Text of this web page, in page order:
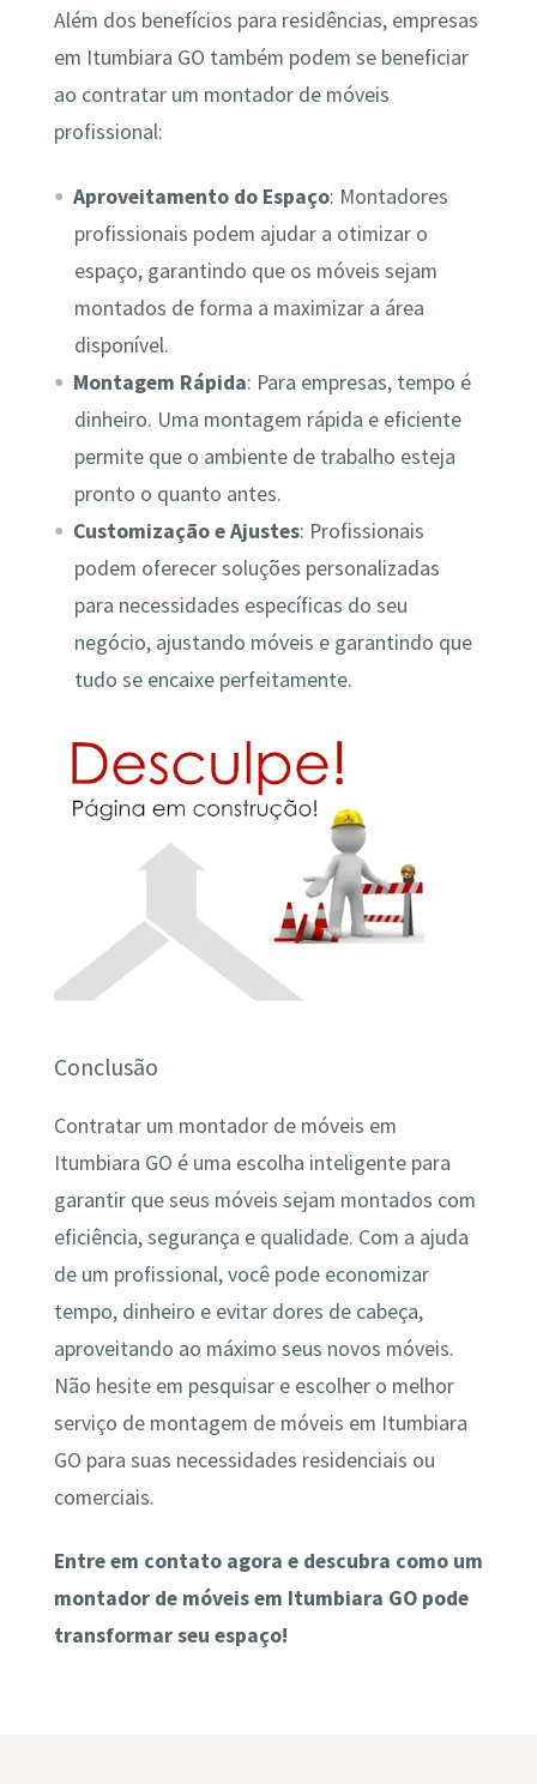
Além dos benefícios para residências, empresas
em Itumbiara GO também podem se beneficiar
ao contratar um montador de móveis
profissional:
Aproveitamento do Espaço: Montadores
profissionais podem ajudar a otimizar o
espaço, garantindo que os móveis sejam
montados de forma a maximizar a área
disponível.
Montagem Rápida: Para empresas, tempo é
dinheiro. Uma montagem rápida e eficiente
permite que o ambiente de trabalho esteja
pronto o quanto antes.
Customização e Ajustes: Profissionais
podem oferecer soluções personalizadas
para necessidades específicas do seu
negócio, ajustando móveis e garantindo que
tudo se encaixe perfeitamente.
Conclusão
Contratar um montador de móveis em
Itumbiara GO é uma escolha inteligente para
garantir que seus móveis sejam montados com
eficiência, segurança e qualidade. Com a ajuda
de um profissional, você pode economizar
tempo, dinheiro e evitar dores de cabeça,
aproveitando ao máximo seus novos móveis.
Não hesite em pesquisar e escolher o melhor
serviço de montagem de móveis em Itumbiara
GO para suas necessidades residenciais ou
comerciais.
Entre em contato agora e descubra como um
montador de móveis em Itumbiara GO pode
transformar seu espaço!